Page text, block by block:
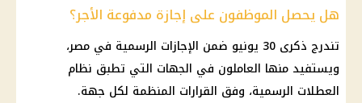
هل يحصل الموظفون على إجازة مدفوعة الأجر؟
تندرج ذكرى 30 يونيو ضمن الإجازات الرسمية في مصر،
ويستفيد منها العاملون في الجهات التي تطبق نظام
العطلات الرسمية، وفق القرارات المنظمة لكل جهة.